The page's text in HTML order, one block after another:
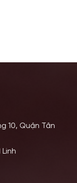
10, Quận Tân
Linh